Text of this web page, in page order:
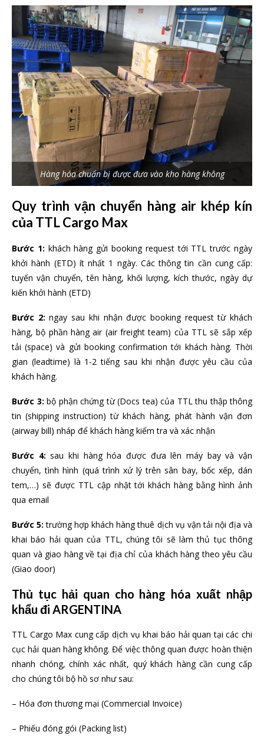
Hàng hóa chuẩn bị được đưa vào kho hàng không
Quy trình vận chuyển hàng air khép kín
của TTL Cargo Max
Bước 1: khách hàng gửi booking request tới TTL trước ngày
khởi hành (ETD) ít nhất 1 ngày. Các thông tin cần cung cấp:
tuyến vận chuyển, tên hàng, khối lượng, kích thước, ngày dự
kiến khởi hành (ETD)
Bước 2: ngay sau khi nhận được booking request từ khách
hàng, bộ phần hàng air (air freight team) của TTL sẽ sắp xếp
tải (space) và gửi booking confirmation tới khách hàng. Thời
gian (leadtime) là 1-2 tiếng sau khi nhận được yêu cầu của
khách hàng.
Bước 3: bộ phận chứng từ (Docs tea) của TTL thu thập thông
tin (shipping instruction) từ khách hàng, phát hành vận đơn
(airway bill) nháp để khách hàng kiểm tra và xác nhận
Bước 4:sau khi hàng hóa được đưa lên máy bay và vận
chuyển, tình hình (quá trình xử lý trên sân bay, bốc xếp, dán
tem,…) sẽ được TTL cập nhật tới khách hàng bằng hình ảnh
qua email
Bước 5:trường hợp khách hàng thuê dịch vụ vận tải nội địa và
khai báo hải quan của TTL, chúng tôi sẽ làm thủ tục thông
quan và giao hàng về tại địa chỉ của khách hàng theo yêu cầu
(Giao door)
Thủ tục hải quan cho hàng hóa xuất nhập
khẩu đi ARGENTINA
TTL Cargo Max cung cấp dịch vụ khai báo hải quan tại các chi
cục hải quan hàng không. Để việc thông quan được hoàn thiện
nhanh chóng, chính xác nhất, quý khách hàng cần cung cấp
cho chúng tôi bộ hồ sơ như sau:
– Hóa đơn thương mại (Commercial Invoice)
– Phiếu đóng gói (Packing list)